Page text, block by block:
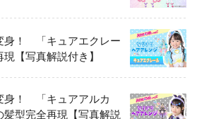
身！ 「キュアエクレー
【写真解説付き】
身！ 「キュアアルカ
型完全再現【写真解説